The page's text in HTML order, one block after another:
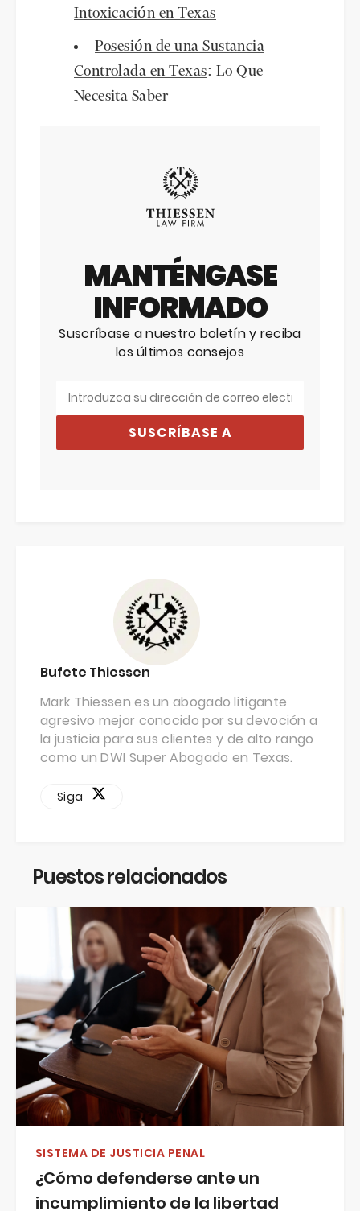
Intoxicación en Texas
Posesión de una Sustancia
Controlada en Texas: Lo Que
Necesita Saber
MANTÉNGASE
INFORMADO
Suscríbase a nuestro boletín y reciba
los últimos consejos
SUSCRÍBASE A
Bufete Thiessen
Mark Thiessen es un abogado litigante
agresivo mejor conocido por su devoción a
la justicia para sus clientes y de alto rango
como un DWI Super Abogado en Texas.
Siga
Puestos relacionados
SISTEMA DE JUSTICIA PENAL
¿Cómo defenderse ante un
incumplimiento de la libertad